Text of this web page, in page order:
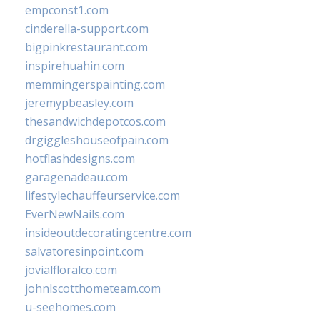
empconst1.com
cinderella-support.com
bigpinkrestaurant.com
inspirehuahin.com
memmingerspainting.com
jeremypbeasley.com
thesandwichdepotcos.com
drgiggleshouseofpain.com
hotflashdesigns.com
garagenadeau.com
lifestylechauffeurservice.com
EverNewNails.com
insideoutdecoratingcentre.com
salvatoresinpoint.com
jovialfloralco.com
johnlscotthometeam.com
u-seehomes.com